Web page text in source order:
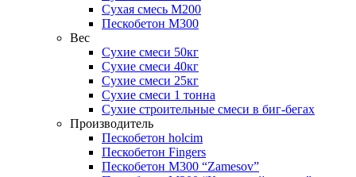
Сухая смесь М200
Пескобетон М300
Вес
Сухие смеси 50кг
Сухие смеси 40кг
Сухие смеси 25кг
Сухие смеси 1 тонна
Сухие строительные смеси в биг-бегах
Производитель
Пескобетон holcim
Пескобетон Fingers
Пескобетон М300 “Zamesov”